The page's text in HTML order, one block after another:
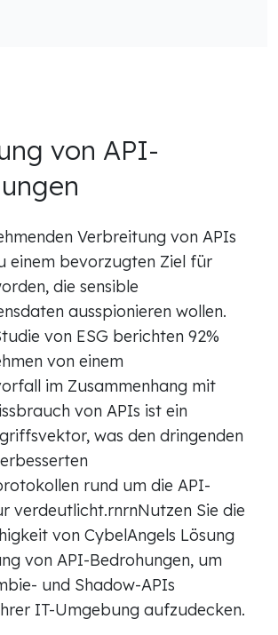
von API-
Verbreitung von APIs
einem bevorzugten Ziel für
die sensible
ausspionieren wollen.
von ESG berichten 92%
von einem
im Zusammenhang mit
von APIs ist ein
was den dringenden
rund um die API-
verdeutlicht.rnrnNutzen Sie die
von CybelAngels Lösung
von API-Bedrohungen, um
und Shadow-APIs
IT-Umgebung aufzudecken.